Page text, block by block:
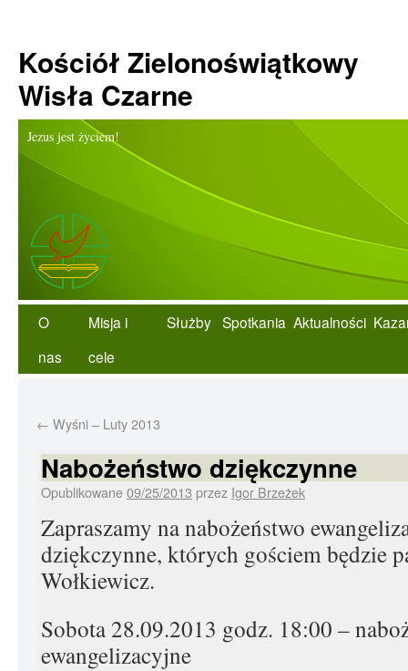
Kościół Zielonoświątkowy
Wisła Czarne
Jezus jest życiem!
O
nas
Misja i
cele
Służby Spotkania Aktualności
← Wyśni – Luty 2013
Nabożeństwo dziękczynne
Opublikowane09/25/2013 przez Igor Brzeżek
Zapraszamy na nabożeństwo
dziękczynne, których gościem będzie
Wołkiewicz.
Sobota 28.09.2013 godz. 18:00 –
ewangelizacyjne